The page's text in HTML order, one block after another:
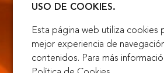
USO DE COOKIES.
Esta página web utiliza cookies
mejor experiencia de
contenidos. Para más